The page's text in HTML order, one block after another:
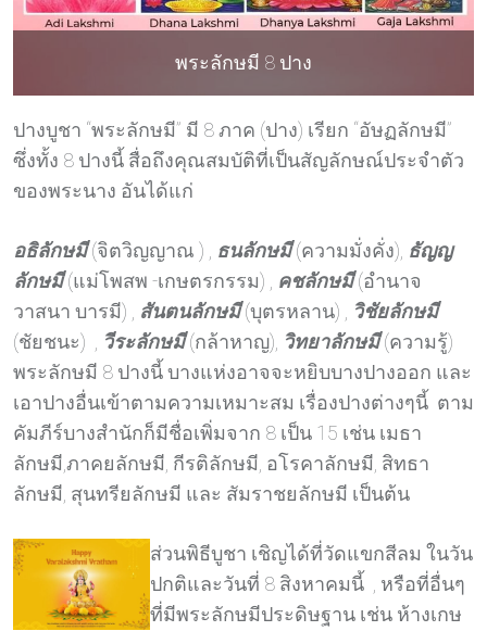
พระลักษมี 8 ปาง
ปางบูชา “พระลักษมี” มี 8 ภาค (ปาง) เรียก “อัษฏลักษมี”
ซึ่งทั้ง 8 ปางนี้ สื่อถึงคุณสมบัติที่เป็นสัญลักษณ์ประจำตัว
ของพระนาง อันได้แก่
อธิลักษมี(จิตวิญญาณ ) , ธนลักษมี(ความมั่งคั่ง), ธัญญ
ลักษมี(แม่โพสพ -เกษตรกรรม) , คชลักษมี(อำนาจ
วาสนา บารมี) , สันตนลักษมี(บุตรหลาน) ,
วิชัยลักษมี
(ชัยชนะ) ,
วีระลักษมี(กล้าหาญ), วิทยาลักษมี(ความรู้)
พระลักษมี 8 ปางนี้ บางแห่งอาจจะหยิบบางปางออก และ
เอาปางอื่นเข้าตามความเหมาะสม เรื่องปางต่างๆนี้ ตาม
คัมภีร์บางสำนักก็มีชื่อเพิ่มจาก 8 เป็น 15 เช่น เมธา
ลักษมี,ภาคยลักษมี, กีรติลักษมี, อโรคาลักษมี, สิทธา
ลักษมี, สุนทรียลักษมี และ สัมราชยลักษมี เป็นต้น
ส่วนพิธีบูชา เชิญได้ที่วัดแขกสีลม ในวัน
ปกติและวันที่ 8 สิงหาคมนี้ , หรือที่อื่นๆ
ที่มีพระลักษมีประดิษฐาน เช่น ห้างเกษ